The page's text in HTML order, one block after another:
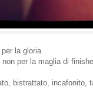
la gloria.
per la maglia di
bistrattato, incafonito,